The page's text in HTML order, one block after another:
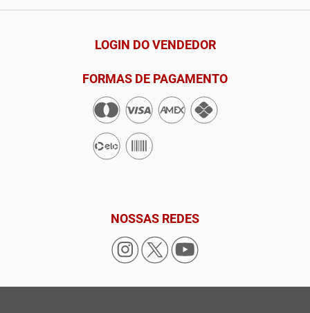
LOGIN DO VENDEDOR
FORMAS DE PAGAMENTO
NOSSAS REDES